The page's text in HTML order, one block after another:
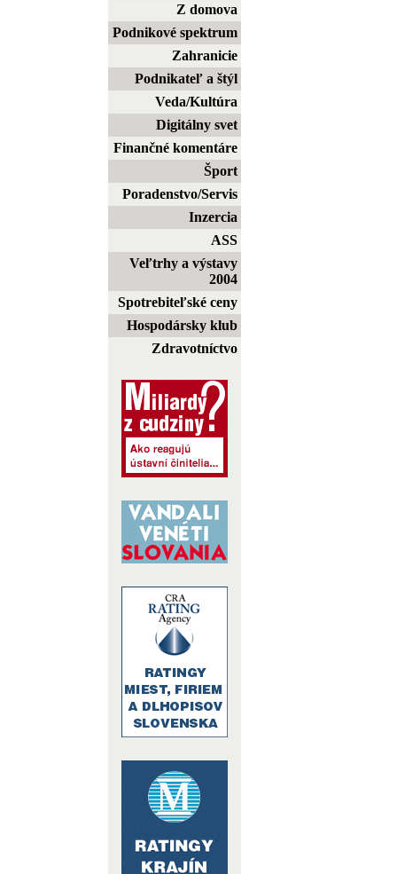
Z domova
Podnikové spektrum
Zahranicie
Podnikateľ a štýl
Veda/Kultúra
Digitálny svet
Finančné komentáre
Šport
Poradenstvo/Servis
Inzercia
ASS
Veľtrhy a výstavy
2004
Spotrebiteľské ceny
Hospodársky klub
Zdravotníctvo